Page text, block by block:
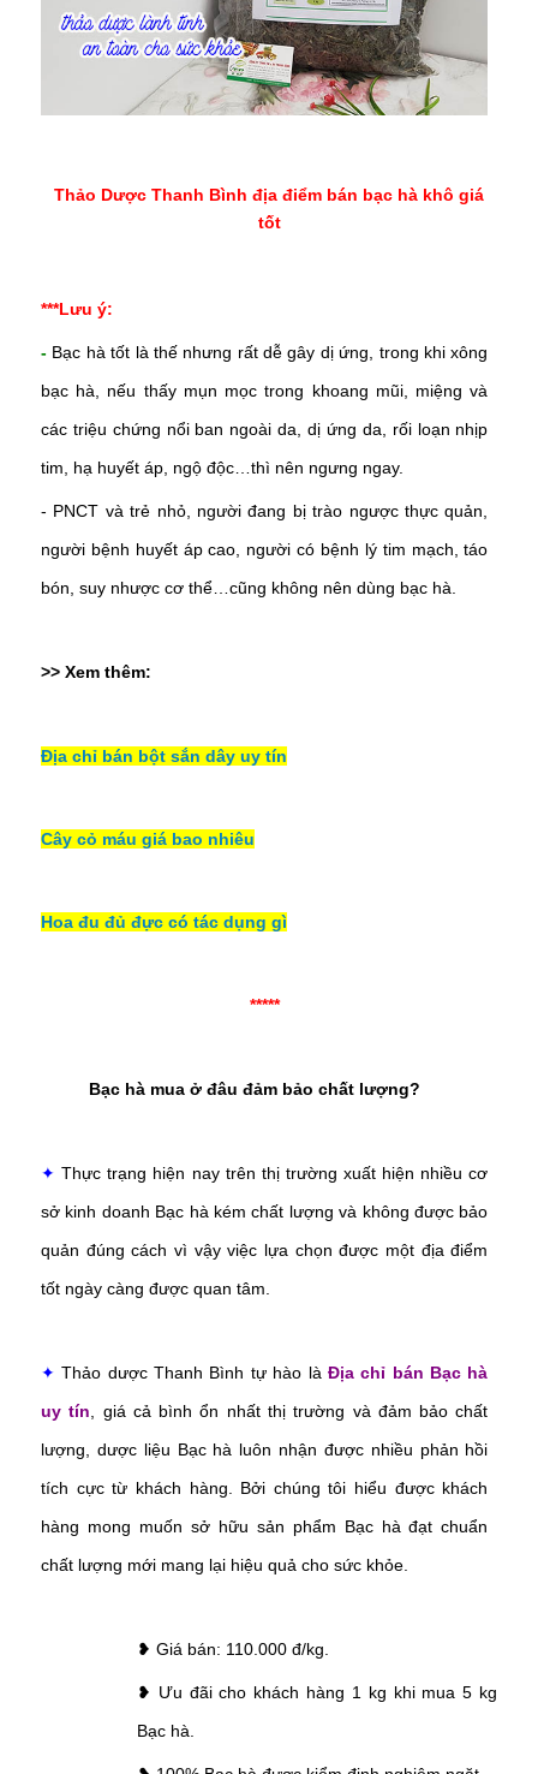
Thảo Dược Thanh Bình địa điểm bán bạc hà khô giá
tốt
***Lưu ý:
- Bạc hà tốt là thế nhưng rất dễ gây dị ứng, trong khi xông
bạc hà, nếu thấy mụn mọc trong khoang mũi, miệng và
các triệu chứng nổi ban ngoài da, dị ứng da, rối loạn nhịp
tim, hạ huyết áp, ngộ độc…thì nên ngưng ngay.
- PNCT và trẻ nhỏ, người đang bị trào ngược thực quản,
người bệnh huyết áp cao, người có bệnh lý tim mạch, táo
bón, suy nhược cơ thể…cũng không nên dùng bạc hà.
>> Xem thêm:
Địa chỉ bán bột sắn dây uy tín
Cây cỏ máu giá bao nhiêu
Hoa đu đủ đực có tác dụng gì
*****
Bạc hà mua ở đâu đảm bảo chất lượng?
✦ Thực trạng hiện nay trên thị trường xuất hiện nhiều cơ
sở kinh doanh Bạc hà kém chất lượng và không được bảo
quản đúng cách vì vậy việc lựa chọn được một địa điểm
tốt ngày càng được quan tâm.
✦ Thảo dược Thanh Bình tự hào là Địa chỉ bán Bạc hà
uy tín , giá cả bình ổn nhất thị trường và đảm bảo chất
lượng, dược liệu Bạc hà luôn nhận được nhiều phản hồi
tích cực từ khách hàng. Bởi chúng tôi hiểu được khách
hàng mong muốn sở hữu sản phẩm Bạc hà đạt chuẩn
chất lượng mới mang lại hiệu quả cho sức khỏe.
❥ Giá bán: 110.000 đ/kg.
❥ Ưu đãi cho khách hàng 1 kg khi mua 5 kg
Bạc hà.